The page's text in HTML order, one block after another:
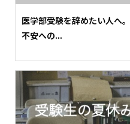
医学部受験を辞めたい人へ
不安への...